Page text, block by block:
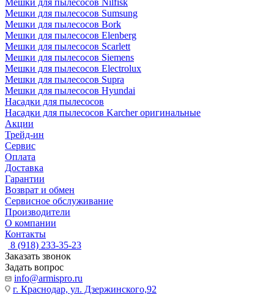
Мешки для пылесосов Nilfisk
Мешки для пылесосов Sumsung
Мешки для пылесосов Bork
Мешки для пылесосов Elenberg
Мешки для пылесосов Scarlett
Мешки для пылесосов Siemens
Мешки для пылесосов Electrolux
Мешки для пылесосов Supra
Мешки для пылесосов Hyundai
Насадки для пылесосов
Насадки для пылесосов Karcher оригинальные
Акции
Трейд-ин
Сервис
Оплата
Доставка
Гарантии
Возврат и обмен
Сервисное обслуживание
Производители
О компании
Контакты
8 (918) 233-35-23
Заказать звонок
Задать вопрос
info@armispro.ru
г. Краснодар, ул. Дзержинского,92